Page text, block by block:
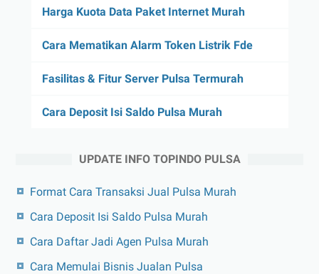
Harga Kuota Data Paket Internet Murah
Cara Mematikan Alarm Token Listrik Fde
Fasilitas & Fitur Server Pulsa Termurah
Cara Deposit Isi Saldo Pulsa Murah
UPDATE INFO TOPINDO PULSA
Format Cara Transaksi Jual Pulsa Murah
Cara Deposit Isi Saldo Pulsa Murah
Cara Daftar Jadi Agen Pulsa Murah
Cara Memulai Bisnis Jualan Pulsa